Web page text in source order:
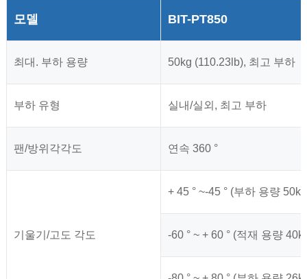
모델 BIT-PT850
최대. 부하 용량 50kg (110.23lb), 최고 부하
부하 유형 실내/실외, 최고 부하
팬/방위각각도 연속 360 °
기울기/고도 각도
+ 45 ° ~-45 ° (부하 용량
-60 ° ~ + 60 ° (적재 용량